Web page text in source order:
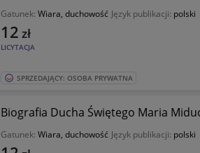
Gatunek: Wiara, duchowość Język publikacji: polski
LICYTACJA
12 zł
SPRZEDAJĄCY: OSOBA PRYWATNA
Biografia Ducha Świętego Maria
Gatunek: Wiara, duchowość Język publikacji: polski